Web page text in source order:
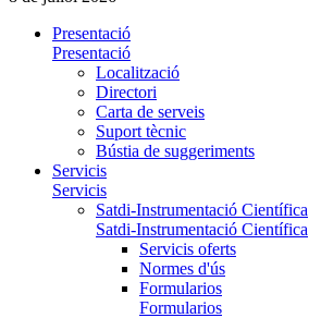
Presentació
Presentació
Localització
Directori
Carta de serveis
Suport tècnic
Bústia de suggeriments
Servicis
Servicis
Satdi-Instrumentació Científica
Satdi-Instrumentació Científica
Servicis oferts
Normes d'ús
Formularios
Formularios